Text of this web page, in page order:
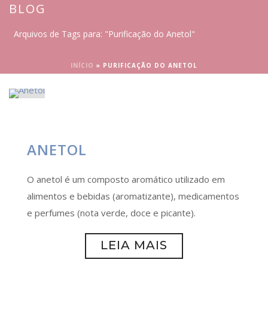
BLOG
Arquivos de Tags para: "Purificação do Anetol"
INÍCIO » PURIFICAÇÃO DO ANETOL
ANETOL
O anetol é um composto aromático utilizado em
alimentos e bebidas (aromatizante), medicamentos
e perfumes (nota verde, doce e picante).
LEIA MAIS